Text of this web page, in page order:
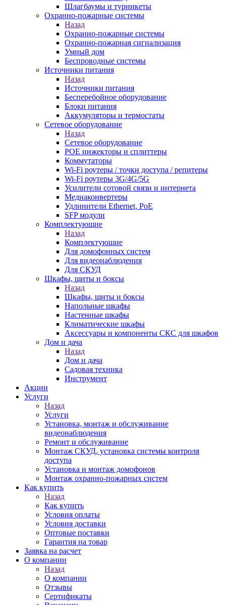
Шлагбаумы и турникеты
Охранно-пожарные системы
Назад
Охранно-пожарные системы
Охранно-пожарная сигнализация
Умный дом
Беспроводные системы
Источники питания
Назад
Источники питания
Бесперебойное оборудование
Блоки питания
Аккумуляторы и термостаты
Сетевое оборудование
Назад
Сетевое оборудование
POE инжекторы и сплиттеры
Коммутаторы
Wi-Fi роутеры / точки доступа / репитеры
Wi-Fi роутеры 3G/4G/5G
Усилители сотовой связи и интернета
Медиаконвертеры
Удлинители Ethernet, PoE
SFP модули
Комплектующие
Назад
Комплектующие
Для домофонных систем
Для видеонаблюдения
Для СКУД
Шкафы, щиты и боксы
Назад
Шкафы, щиты и боксы
Напольные шкафы
Настенные шкафы
Климатические шкафы
Аксессуары и компоненты СКС для шкафов
Дом и дача
Назад
Дом и дача
Садовая техника
Инструмент
Акции
Услуги
Назад
Услуги
Установка, монтаж и обслуживание
видеонаблюдения
Ремонт и обслуживание
Монтаж СКУД, установка системы контроля
доступа
Установка и монтаж домофонов
Монтаж охранно-пожарных систем
Как купить
Назад
Как купить
Условия оплаты
Условия доставки
Оптовые поставки
Гарантия на товар
Заявка на расчет
О компании
Назад
О компании
Отзывы
Сертификаты